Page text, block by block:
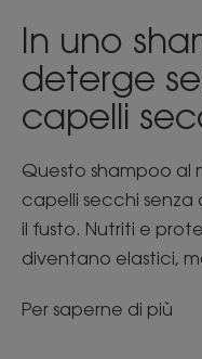
In uno
deterge
capelli
Questo shampoo al
capelli secchi senza
il fusto. Nutriti e
diventano elastici,
Per saperne di più